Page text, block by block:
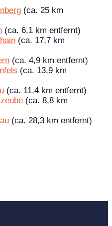
(ca. 25 km
(ca. 6,1 km entfernt)
(ca. 17,7 km
(ca. 4,9 km entfernt)
(ca. 13,9 km
(ca. 11,4 km entfernt)
(ca. 8,8 km
(ca. 28,3 km entfernt)